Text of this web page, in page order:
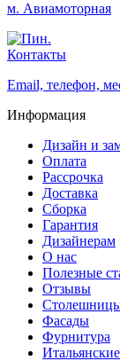
м. Авиамоторная
Контакты
Email, телефон,
Информация
Дизайн и
Оплата
Рассрочка
Доставка
Сборка
Гарантия
Дизайнерам
О нас
Полезные
Отзывы
Фасады
Фурнитура